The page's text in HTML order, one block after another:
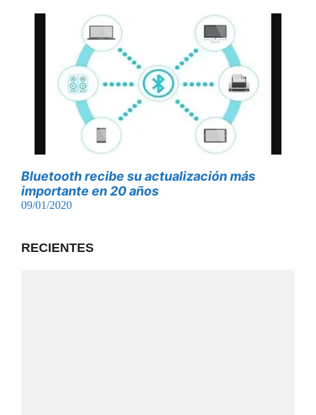
Bluetooth recibe su actualización más
importante en 20 años
09/01/2020
RECIENTES